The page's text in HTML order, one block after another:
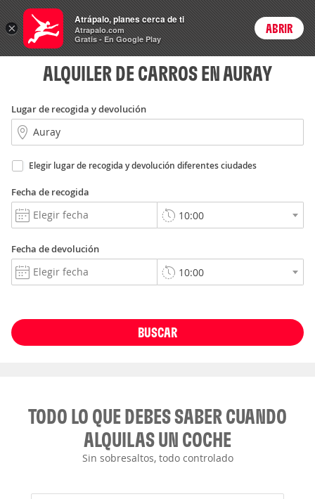
Rent
a Car Login
ALQUILER DE CARROS EN AURAY
Lugar de recogida y devolución
Elegir lugar de recogida y devolución diferentes ciudades
Fecha de recogida
Fecha de devolución
BUSCAR
TODO LO QUE DEBES SABER CUANDO
ALQUILAS UN COCHE
Sin sobresaltos, todo controlado
×
Atrápalo, planes cerca de ti
Atrapalo.com
Gratis - En Google Play
ABRIR